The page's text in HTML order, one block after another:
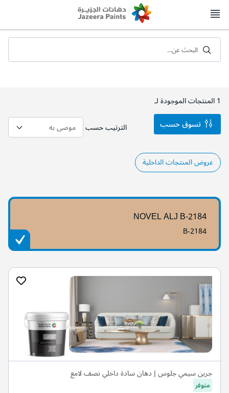
to
البحث عن...
1المنتجات الموجودة لـ
الترتيب حسب
عروض المنتجات الداخلية
NOVEL ALJ B-2184
B-2184
جرين سيمي جلوس | دهان سادة داخلي نصف لامع
متوفر
تسوق حسب